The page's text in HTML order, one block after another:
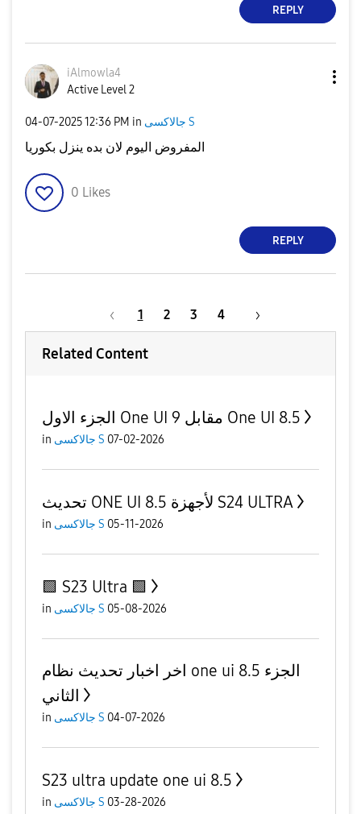
REPLY
iAlmowla4
Active Level 2
‎04-07-202512:36 PM in جالاكسى S
المفروض اليوم لان بده ينزل بكوريا
0 Likes
REPLY
1 2 3 4
Related Content
الجزء الاول One UI 9 مقابل One UI 8.5
in جالاكسى S 07-02-2026
تحديث ONE UI 8.5 لأجهزة S24 ULTRA
in جالاكسى S 05-11-2026
🟩 S23 Ultra 🟩
in جالاكسى S 05-08-2026
اخر اخبار تحديث نظام one ui 8.5 الجزء
الثاني
in جالاكسى S 04-07-2026
S23 ultra update one ui 8.5
in جالاكسى S 03-28-2026